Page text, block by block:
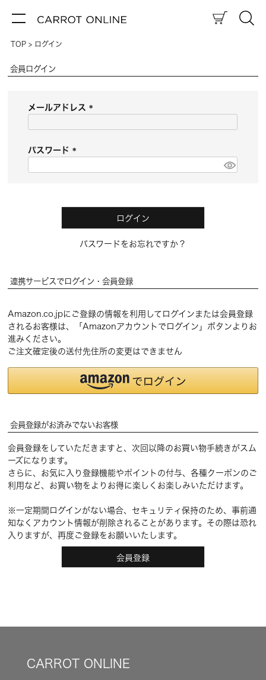
TOP ログイン
会員ログイン
メールアドレス
パスワード
ログイン
パスワードをお忘れですか？
連携サービスでログイン・会員登録
Amazon.co.jpにご登録の情報を利用してログインまたは会員登録
されるお客様は、「Amazonアカウントでログイン」ボタンよりお
進みください。
ご注文確定後の送付先住所の変更はできません
会員登録がお済みでないお客様
会員登録をしていただきますと、次回以降のお買い物手続きがスム
ーズになります。
さらに、お気に入り登録機能やポイントの付与、各種クーポンのご
利用など、お買い物をよりお得に楽しくお楽しみいただけます。
※一定期間ログインがない場合、セキュリティ保持のため、事前通
知なくアカウント情報が削除されることがあります。その際は恐れ
入りますが、再度ご登録をお願いいたします。
会員登録
CARROT ONLINE